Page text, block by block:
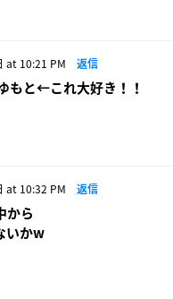
at 10:21 PM 返信
もと←これ大好き！！
at 10:32 PM 返信
から
いかw